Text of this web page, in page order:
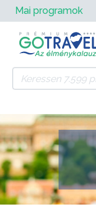
Mai programok